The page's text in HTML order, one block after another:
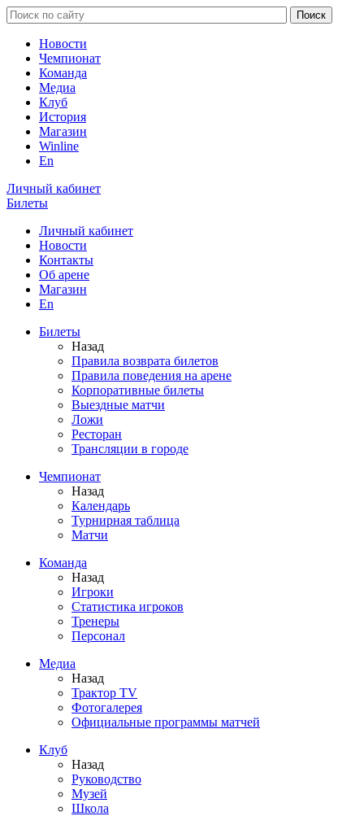
Новости
Чемпионат
Команда
Медиа
Клуб
История
Магазин
Winline
En
Личный кабинет
Билеты
Личный кабинет
Новости
Контакты
Об арене
Магазин
En
Билеты
Назад
Правила возврата билетов
Правила поведения на арене
Корпоративные билеты
Выездные матчи
Ложи
Ресторан
Трансляции в городе
Чемпионат
Назад
Календарь
Турнирная таблица
Матчи
Команда
Назад
Игроки
Статистика игроков
Тренеры
Персонал
Медиа
Назад
Трактор TV
Фотогалерея
Официальные программы матчей
Клуб
Назад
Руководство
Музей
Школа